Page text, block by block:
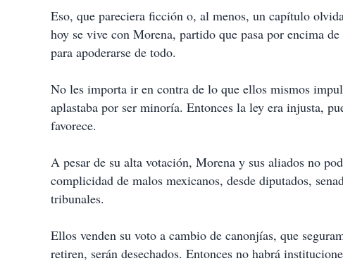
Eso, que pareciera ficción o, al menos, un capítulo
hoy se vive con Morena, partido que pasa por encima
para apoderarse de todo.
No les importa ir en contra de lo que ellos mismos
aplastaba por ser minoría. Entonces la ley era injusta,
favorece.
A pesar de su alta votación, Morena y sus aliados no
complicidad de malos mexicanos, desde diputados,
tribunales.
Ellos venden su voto a cambio de canonjías, que
retiren, serán desechados. Entonces no habrá